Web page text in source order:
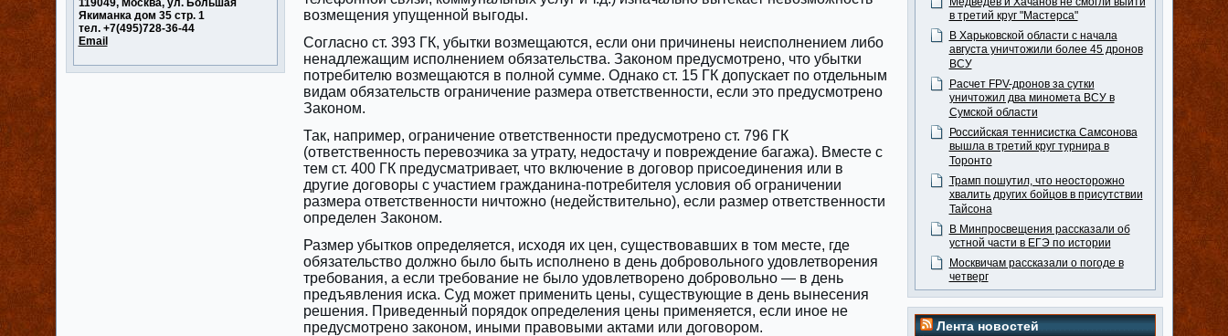
119049, Москва, ул. Большая
Якиманка дом 35 стр. 1
тел. +7(495)728-36-44
Email
возмещения упущенной выгоды.
Согласно ст. 393 ГК, убытки возмещаются, если они причинены неисполнением либо
ненадлежащим исполнением обязательства. Законом предусмотрено, что убытки
потребителю возмещаются в полной сумме. Однако ст. 15 ГК допускает по отдельным
видам обязательств ограничение размера ответственности, если это предусмотрено
Законом.
Так, например, ограничение ответственности предусмотрено ст. 796 ГК
(ответственность перевозчика за утрату, недостачу и повреждение багажа). Вместе с
тем ст. 400 ГК предусматривает, что включение в договор присоединения или в
другие договоры с участием гражданина-потребителя условия об ограничении
размера ответственности ничтожно (недействительно), если размер ответственности
определен Законом.
Размер убытков определяется, исходя их цен, существовавших в том месте, где
обязательство должно было быть исполнено в день добровольного удовлетворения
требования, а если требование не было удовлетворено добровольно — в день
предъявления иска. Суд может применить цены, существующие в день вынесения
решения. Приведенный порядок определения цены применяется, если иное не
предусмотрено законом, иными правовыми актами или договором.
в третий круг "Мастерса"
В Харьковской области с начала
августа уничтожили более 45 дронов
ВСУ
Расчет FPV-дронов за сутки
уничтожил два миномета ВСУ в
Сумской области
Российская теннисистка Самсонова
вышла в третий круг турнира в
Торонто
Трамп пошутил, что неосторожно
хвалить других бойцов в присутствии
Тайсона
В Минпросвещения рассказали об
устной части в ЕГЭ по истории
Москвичам рассказали о погоде в
четверг
Лента новостей